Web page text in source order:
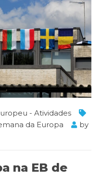
- Atividades
da Europa
by
na EB de